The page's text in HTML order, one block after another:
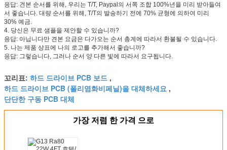
응답: 견본 순서를 위해, 우리는 T/T, Paypal의 서쪽 조합 100%년을 미리 받아들여
서 좋습니다. 대량 순서를 위해, T/T의 발송하기 전에 70% 균형에 의하여 미리
30% 예금.
4. 당신은 무료 샘플을 제안할 수 있습니까?
응답: 아닙니다만 견본 요금은 다가오는 순서 총계에 따라서 환불될 수 있습니다.
5. 나는 제품 상표에 나의 로고를 추가해서 좋습니까?
응답: 그렇습니다, 그러나 순서 양 다른 빛에 따라서 요구됩니다.
꼬리표: 하드 드라이브 PCB 보드 ,
하드 드라이브 PCB (폴리염화비페닐)을 대체하세요 ,
단단한 구동 PCB 대체
가장 저렴 한 가격 으로